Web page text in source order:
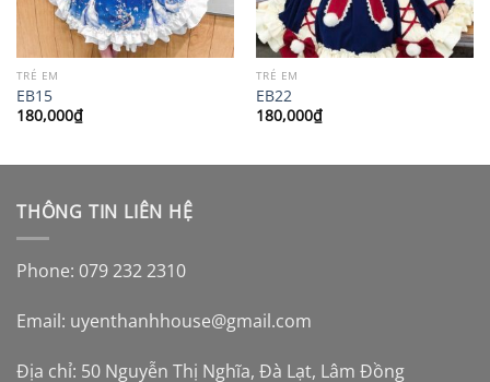
TRẺ EM
EB15
180,000₫
TRẺ EM
EB22
180,000₫
THÔNG TIN LIÊN HỆ
Phone: 079 232 2310
Email: uyenthanhhouse@gmail.com
Địa chỉ: 50 Nguyễn Thị Nghĩa, Đà Lạt, Lâm Đồng